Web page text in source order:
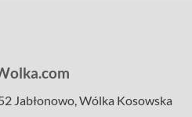
Jabłonowo, Wólka Kosowska